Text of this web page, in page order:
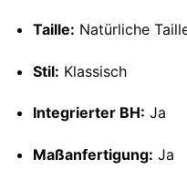
Taille: Natürliche
Stil: Klassisch
Integrierter BH: Ja
Maßanfertigung: Ja